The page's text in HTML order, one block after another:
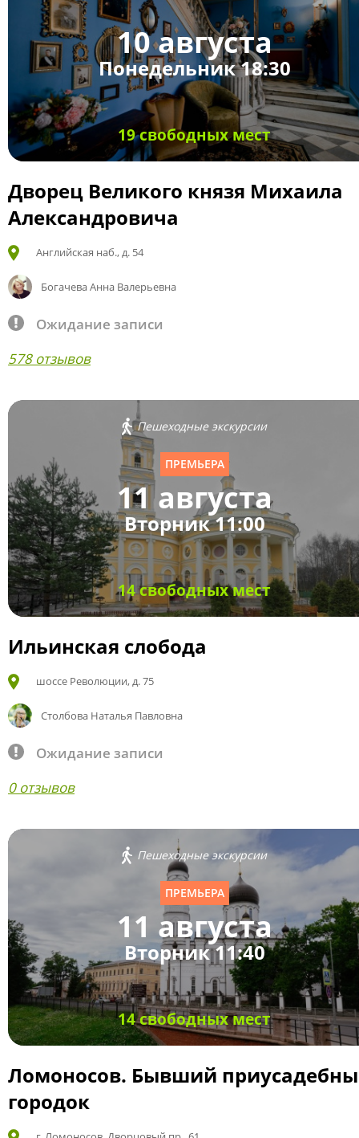
10 августа
Понедельник 18:30
19 свободных мест
Дворец Великого князя Михаила
Александровича
Английская наб., д. 54
Богачева Анна Валерьевна
Ожидание записи
578 отзывов
Пешеходные экскурсии
ПРЕМЬЕРА
11 августа
Вторник 11:00
14 свободных мест
Ильинская слобода
шоссе Революции, д. 75
Столбова Наталья Павловна
Ожидание записи
0 отзывов
Пешеходные экскурсии
ПРЕМЬЕРА
11 августа
Вторник 11:40
14 свободных мест
Ломоносов. Бывший
городок